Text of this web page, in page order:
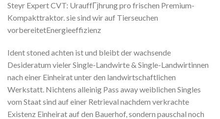
Steyr Expert CVT: UrauffГјhrung pro frischen Premium-
Kompakttraktor. sie sind wir auf Tierseuchen
vorbereitetEnergieeffizienz
Ident stoned achten ist und bleibt der wachsende
Desideratum vieler Single-Landwirte & Single-Landwirtinnen
nach einer Einheirat unter den landwirtschaftlichen
Werkstatt. Nichtens alleinig Pass away weiblichen Singles
vom Staat sind auf einer Retrieval nachdem verkrachte
Existenz Einheirat auf den Bauerhof, sondern pauschal noch